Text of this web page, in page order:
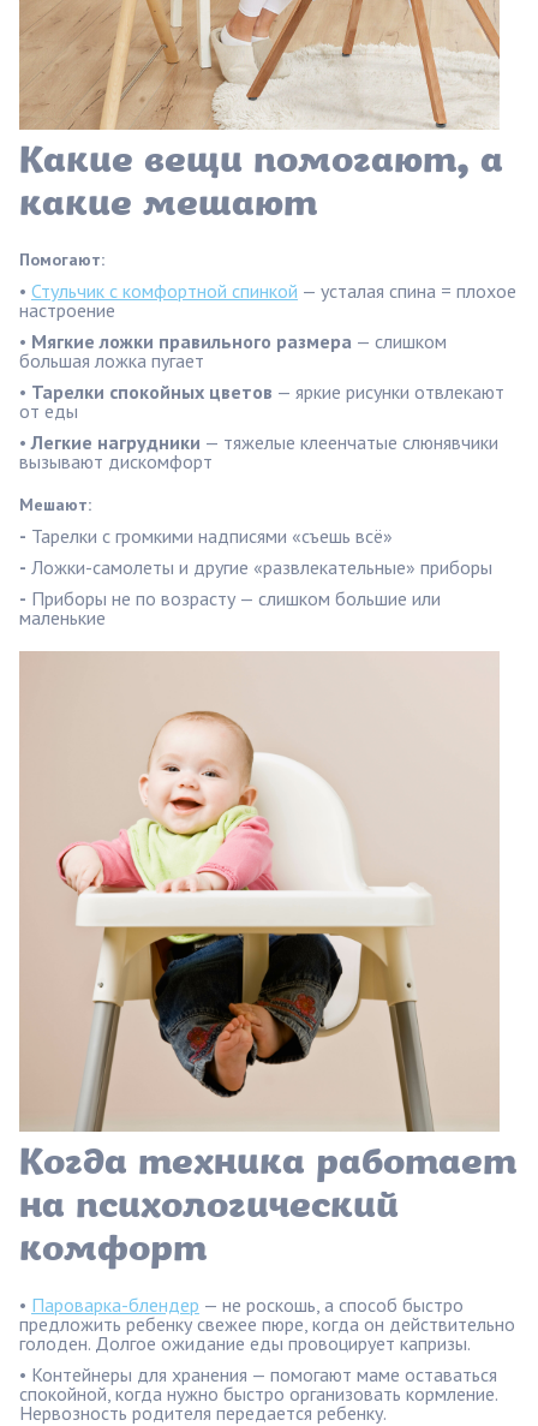
Какие вещи помогают, а
какие мешают
Помогают:
• Стульчик с комфортной спинкой — усталая спина = плохое
настроение
• Мягкие ложки правильного размера — слишком
большая ложка пугает
• Тарелки спокойных цветов — яркие рисунки отвлекают
от еды
• Легкие нагрудники — тяжелые клеенчатые слюнявчики
вызывают дискомфорт
Мешают:
- Тарелки с громкими надписями «съешь всё»
- Ложки-самолеты и другие «развлекательные» приборы
- Приборы не по возрасту — слишком большие или
маленькие
Когда техника работает
на психологический
комфорт
• Пароварка-блендер — не роскошь, а способ быстро
предложить ребенку свежее пюре, когда он действительно
голоден. Долгое ожидание еды провоцирует капризы.
• Контейнеры для хранения — помогают маме оставаться
спокойной, когда нужно быстро организовать кормление.
Нервозность родителя передается ребенку.